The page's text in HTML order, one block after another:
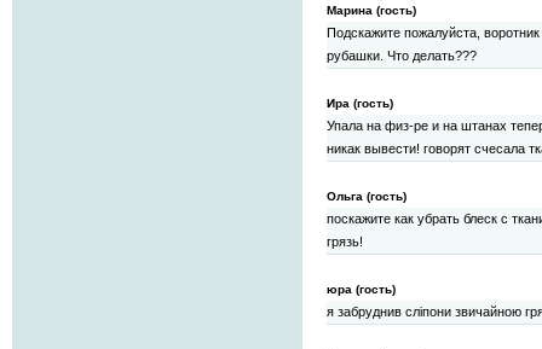
Марина (гость)
Подскажите пожалуйста,
рубашки. Что делать???
Ира (гость)
Упала на физ-ре и на штанах
никак вывести! говорят счесала
Ольга (гость)
поскажите как убрать блеск с
грязь!
юра (гость)
я забруднив сліпони звичайною